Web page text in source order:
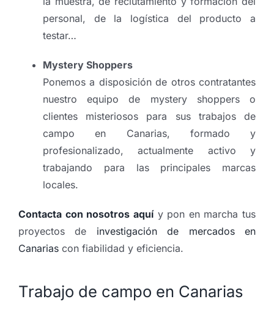
personal, de la logística del producto a
testar…
Mystery Shoppers
Ponemos a disposición de otros contratantes
nuestro equipo de mystery shoppers o
clientes misteriosos para sus trabajos de
campo en Canarias, formado y
profesionalizado, actualmente activo y
trabajando para las principales marcas
locales.
Contacta con nosotros aquíy pon en marcha tus
proyectos de investigación de mercados en
Canariascon fiabilidad y eficiencia.
Trabajo de campo en Canarias